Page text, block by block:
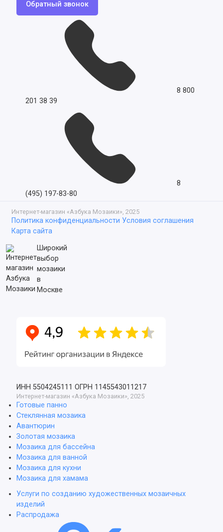
Обратный звонок
8 800
201 38 39
8
(495) 197-83-80
Интернет-магазин «Азбука Мозаики», 2025
Политика конфиденциальности Условия соглашения
Карта сайта
Широкий
выбор
мозаики
в
Москве
ИНН 5504245111 ОГРН 1145543011217
Интернет-магазин «Азбука Мозаики», 2025
Готовые панно
Стеклянная мозаика
Авантюрин
Золотая мозаика
Мозаика для бассейна
Мозаика для ванной
Мозаика для кухни
Мозаика для хамама
Услуги по созданию художественных мозаичных
изделий
Распродажа